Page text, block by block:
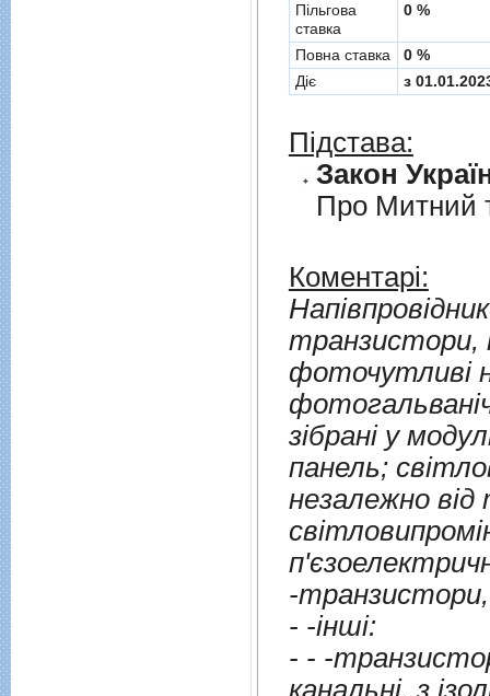
Пільгова
ставка
0 %
Повна ставка
0 %
Діє
з
Підстава:
Закон
Про Митний
Коментарі:
транзистори, напiвпровiдниковi перетворювачi);
фоточутливi
зiбранi у
панель;
незалежно вiд
- -iншi:
- - -транзистори